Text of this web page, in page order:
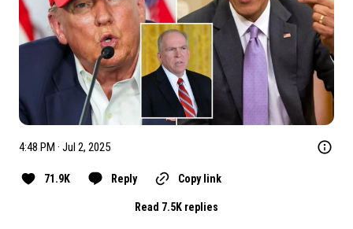
4:48 PM · Jul 2, 2025
71.9K Reply Copy link
Read 7.5K replies